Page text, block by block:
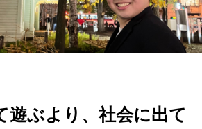
遊ぶより、社会に出て